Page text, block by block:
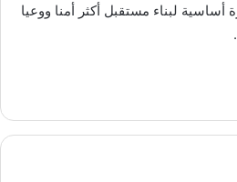
أساسية لبناء مستقبل أكثر أمنا ووعيا